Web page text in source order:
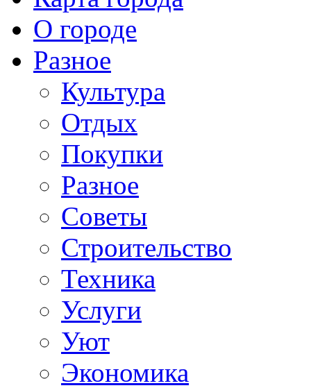
О городе
Разное
Культура
Отдых
Покупки
Разное
Советы
Строительство
Техника
Услуги
Уют
Экономика